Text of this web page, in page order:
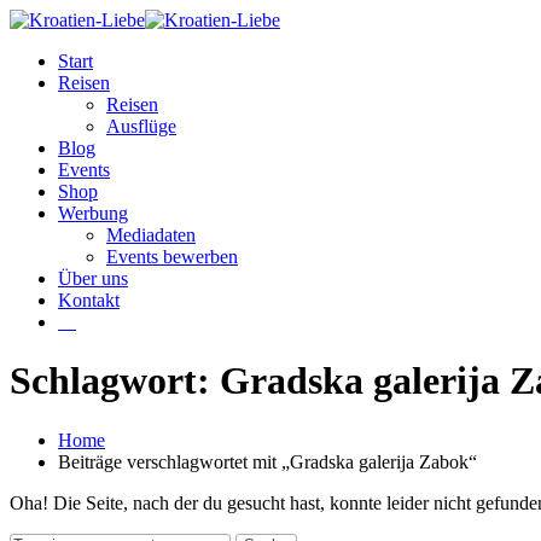
Start
Reisen
Reisen
Ausflüge
Blog
Events
Shop
Werbung
Mediadaten
Events bewerben
Über uns
Kontakt
Schlagwort: Gradska galerija
Home
Beiträge verschlagwortet mit „Gradska galerija Zabok“
Oha! Die Seite, nach der du gesucht hast, konnte leider nicht